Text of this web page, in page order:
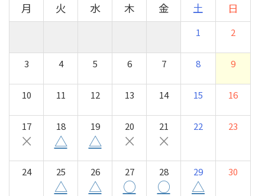
月 火 水 木 金 土 日
1 2
3 4 5 6 7 8 9
10 11 12 13 14 15 16
17
×
18
△
19
△
20
×
21
×
22 23
24 25
△
26
△
27
○
28
○
29
△
30